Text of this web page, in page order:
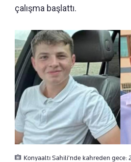
çalışma başlattı.
Konyaaltı Sahili'nde kahreden gece: